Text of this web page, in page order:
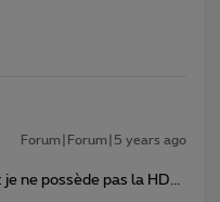
Forum|Forum|5 years ago
ne possède pas la HD...